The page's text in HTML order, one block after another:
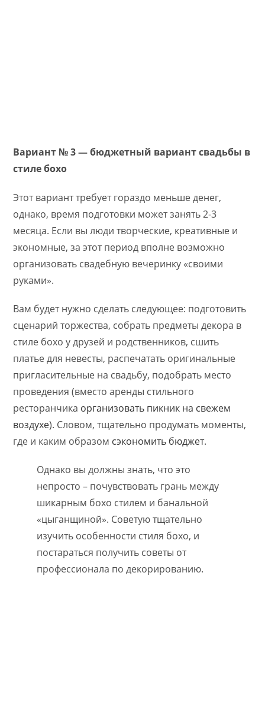
Вариант № 3 — бюджетный вариант свадьбы в
стиле бохо
Этот вариант требует гораздо меньше денег,
однако, время подготовки может занять 2-3
месяца. Если вы люди творческие, креативные и
экономные, за этот период вполне возможно
организовать свадебную вечеринку «своими
руками».
Вам будет нужно сделать следующее: подготовить
сценарий торжества, собрать предметы декора в
стиле бохо у друзей и родственников, сшить
платье для невесты, распечатать оригинальные
пригласительные на свадьбу, подобрать место
проведения (вместо аренды стильного
ресторанчика организовать пикник на свежем
воздухе). Словом, тщательно продумать моменты,
где и каким образом сэкономить бюджет.
Однако вы должны знать, что это
непросто – почувствовать грань между
шикарным бохо стилем и банальной
«цыганщиной». Советую тщательно
изучить особенности стиля бохо, и
постараться получить советы от
профессионала по декорированию.